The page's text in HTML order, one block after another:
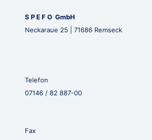
S P E F O GmbH
Neckaraue 25 | 71686 Remseck
Telefon
07146 / 82 887-00
Fax